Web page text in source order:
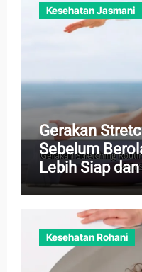
Kesehatan Jasmani
Gerakan
Sebelum
Lebih Siap
Kesehatan Rohani